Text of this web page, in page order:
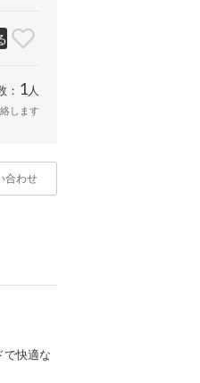
： 1 人
します
合わせ
で快適な